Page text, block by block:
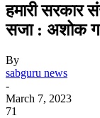
हमारी सरकार
सजा : अशोक
By
sabguru news
-
March 7, 2023
71